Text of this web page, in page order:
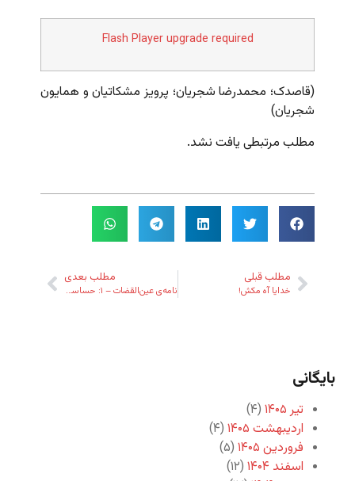
Flash Player upgrade required
(قاصدک؛ محمدرضا شجریان؛ پرویز مشکاتیان و همایون
شجریان)
مطلب مرتبطی یافت نشد.
مطلب قبلی
خدایا آه مکش!
مطلب بعدی
نامه‌ی عین‌القضات – ۱: حساسیت به ظلم ولو در حد یک کلمه
بایگانی
تیر ۱۴۰۵
(۴)
اردیبهشت ۱۴۰۵
(۴)
فروردین ۱۴۰۵
(۵)
اسفند ۱۴۰۴
(۱۲)